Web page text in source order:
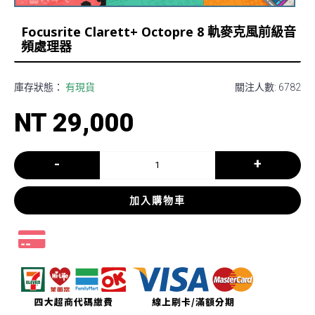
Focusrite Clarett+ Octopre 8 軌麥克風前級音
頻處理器
關注人數: 6782
庫存狀態： 有現貨
NT 29,000
- +
加入購物車